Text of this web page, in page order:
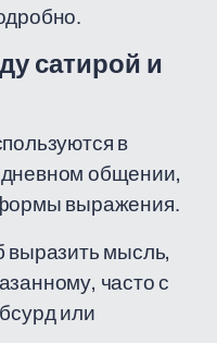
сатирой и
в
общении,
выражения.
выразить мысль,
часто с
или